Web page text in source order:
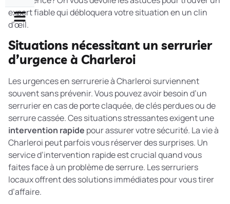
expert fiable qui débloquera votre situation en un clin
d’œil.
Situations nécessitant un serrurier
d’urgence à Charleroi
Les urgences en serrurerie à Charleroi surviennent
souvent sans prévenir. Vous pouvez avoir besoin d’un
serrurier en cas de porte claquée, de clés perdues ou de
serrure cassée. Ces situations stressantes exigent une
intervention rapide pour assurer votre sécurité. La vie à
Charleroi peut parfois vous réserver des surprises. Un
service d’intervention rapideest crucial quand vous
faites face à un problème de serrure. Les serruriers
locaux offrent des solutions immédiates pour vous tirer
d’affaire.